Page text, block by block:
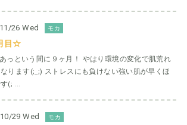
26 Wed モカ
目☆
いう間に９ヶ月！ やはり環境の変化で肌荒れ
ります(;_;) ストレスにも負けない強い肌が早くほ
(; ...
29 Wed モカ